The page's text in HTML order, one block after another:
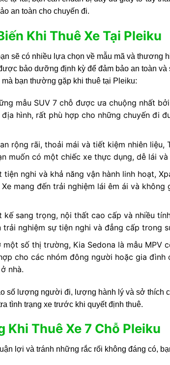
an toàn cho chuyến đi.
Khi Thuê Xe Tại Pleiku
sẽ có nhiều lựa chọn về mẫu mã và thương
bảo dưỡng định kỳ để đảm bảo an toàn và
bạn thường gặp khi thuê tại Pleiku:
mẫu SUV 7 chỗ được ưa chuộng nhất
hình, rất phù hợp cho những chuyến đi
rộng rãi, thoải mái và tiết kiệm nhiên liệu,
muốn có một chiếc xe thực dụng, dễ lái và
nghi và khả năng vận hành linh hoạt,
mang đến trải nghiệm lái êm ái và không
sang trọng, nội thất cao cấp và nhiều
nghiệm sự tiện nghi và đẳng cấp trong
số thị trường, Kia Sedona là mẫu MPV
cho các nhóm đông người hoặc gia đình
nhà.
số lượng người đi, lượng hành lý và sở thích
tình trạng xe trước khi quyết định thuê.
Khi Thuê Xe 7 Chỗ Pleiku
lợi và tránh những rắc rối không đáng có,